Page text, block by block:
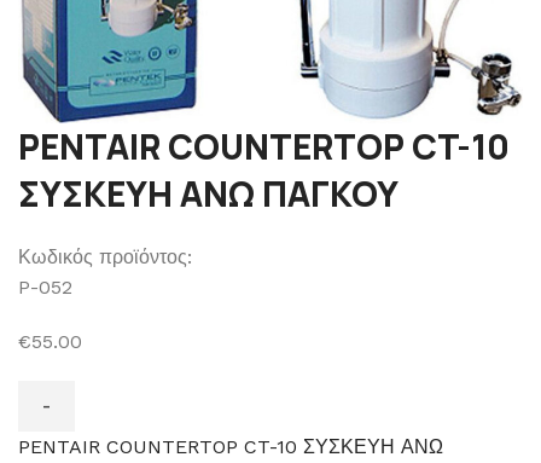
PENTAIR COUNTERTOP CT-10
ΣΥΣΚΕΥΗ ΑΝΩ ΠΑΓΚΟΥ
Κωδικός προϊόντος:
P-052
€55.00
PENTAIR COUNTERTOP CT-10 ΣΥΣΚΕΥΗ ΑΝΩ